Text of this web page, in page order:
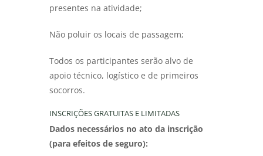
presentes na atividade;
Não poluir os locais de passagem;
Todos os participantes serão alvo de
apoio técnico, logístico e de primeiros
socorros.
INSCRIÇÕES GRATUITAS E LIMITADAS
Dados necessários no ato da inscrição
(para efeitos de seguro):